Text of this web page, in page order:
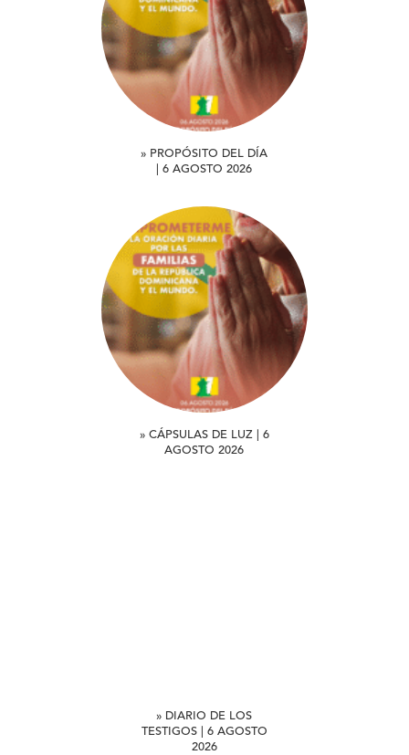
» PROPÓSITO DEL DÍA
| 6 AGOSTO 2026
» CÁPSULAS DE LUZ | 6
AGOSTO 2026
» DIARIO DE LOS
TESTIGOS | 6 AGOSTO
2026